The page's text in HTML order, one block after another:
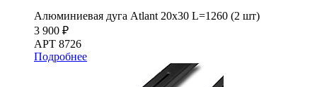
Алюминиевая дуга Atlant 20х30 L=1260 (2 шт)
3 900 ₽
АРТ 8726
Подробнее